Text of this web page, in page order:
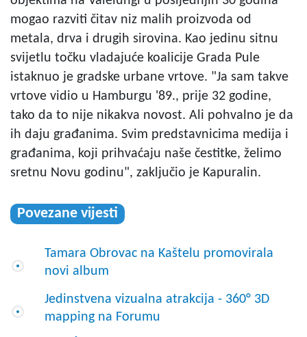
mogao razviti čitav niz malih proizvoda od
metala, drva i drugih sirovina. Kao jedinu sitnu
svijetlu točku vladajuće koalicije Grada Pule
istaknuo je gradske urbane vrtove. "Ja sam takve
vrtove vidio u Hamburgu '89., prije 32 godine,
tako da to nije nikakva novost. Ali pohvalno je da
ih daju građanima. Svim predstavnicima medija i
građanima, koji prihvaćaju naše čestitke, želimo
sretnu Novu godinu", zaključio je Kapuralin.
Povezane vijesti
Tamara Obrovac na Kaštelu promovirala
novi album
Jedinstvena vizualna atrakcija - 360° 3D
mapping na Forumu